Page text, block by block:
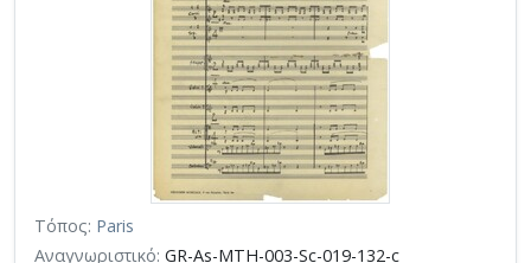
Τόπος: Paris
Αναγνωριστικό: GR-As-MTH-003-Sc-019-132-c